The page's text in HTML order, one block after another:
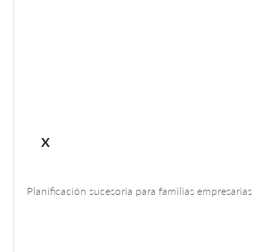
x
Planificación sucesoria para familias empresarias